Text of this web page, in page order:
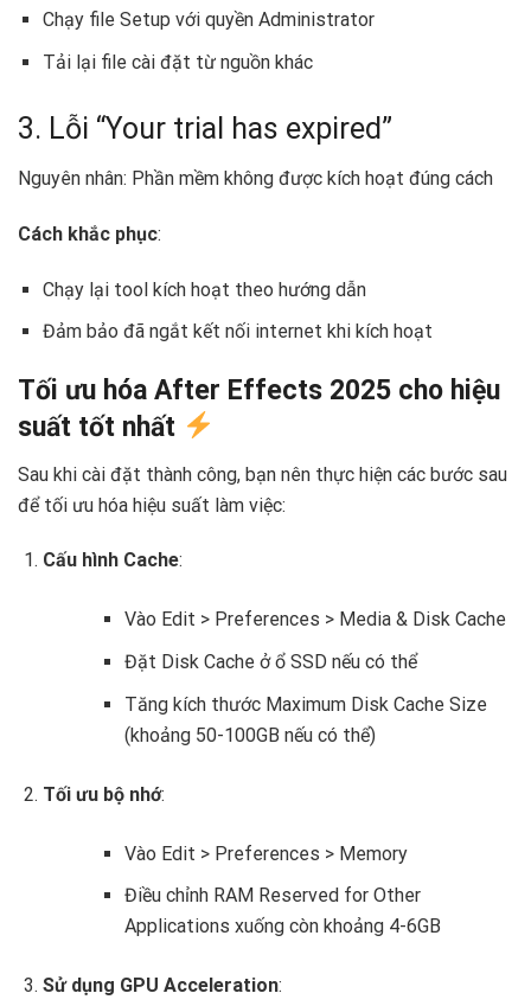
Chạy file Setup với quyền Administrator
Tải lại file cài đặt từ nguồn khác
3. Lỗi “Your trial has expired”
Nguyên nhân: Phần mềm không được kích hoạt đúng cách
Cách khắc phục:
Chạy lại tool kích hoạt theo hướng dẫn
Đảm bảo đã ngắt kết nối internet khi kích hoạt
Tối ưu hóa After Effects 2025 cho hiệu
suất tốt nhất
Sau khi cài đặt thành công, bạn nên thực hiện các bước sau
để tối ưu hóa hiệu suất làm việc:
Cấu hình Cache:
Vào Edit > Preferences > Media & Disk Cache
Đặt Disk Cache ở ổ SSD nếu có thể
Tăng kích thước Maximum Disk Cache Size
(khoảng 50-100GB nếu có thể)
Tối ưu bộ nhớ:
Vào Edit > Preferences > Memory
Điều chỉnh RAM Reserved for Other
Applications xuống còn khoảng 4-6GB
Sử dụng GPU Acceleration: